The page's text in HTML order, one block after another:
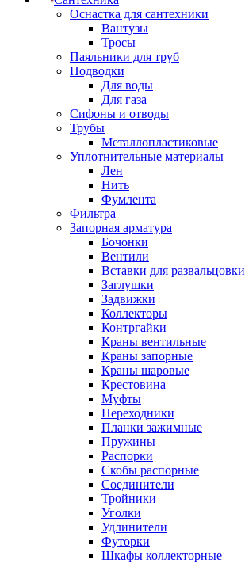
Оснастка для сантехники
Вантузы
Тросы
Паяльники для труб
Подводки
Для воды
Для газа
Сифоны и отводы
Трубы
Металлопластиковые
Уплотнительные материалы
Лен
Нить
Фумлента
Фильтра
Запорная арматура
Бочонки
Вентили
Вставки для развальцовки
Заглушки
Задвижки
Коллекторы
Контргайки
Краны вентильные
Краны запорные
Краны шаровые
Крестовина
Муфты
Переходники
Планки зажимные
Пружины
Распорки
Скобы распорные
Соединители
Тройники
Уголки
Удлинители
Футорки
Шкафы коллекторные